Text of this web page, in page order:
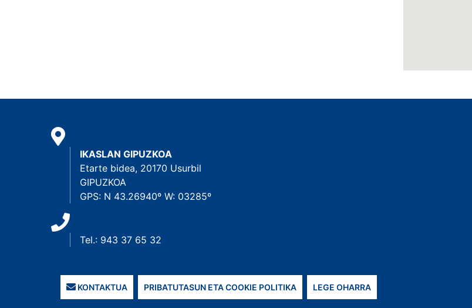
IKASLAN GIPUZKOA
Etarte bidea, 20170 Usurbil
GIPUZKOA
GPS: N 43.26940º W: 03285º
Tel.: 943 37 65 32
KONTAKTUA PRIBATUTASUN ETA COOKIE POLITIKA LEGE OHARRA